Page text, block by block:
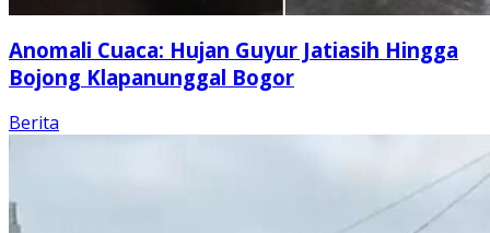
Anomali Cuaca: Hujan Guyur Jatiasih Hingga
Bojong Klapanunggal Bogor
Berita